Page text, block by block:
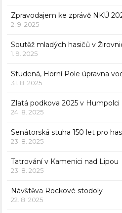
Zpravodajem ke zprávě NKÚ
2. 9. 2025
Soutěž mladých hasičů v
1. 9. 2025
Studená, Horní Pole úpravna
31. 8. 2025
Zlatá podkova 2025 v Humpolci
24. 8. 2025
Senátorská stuha 150 let pro
23. 8. 2025
Tatrování v Kamenici nad Lipou
23. 8. 2025
Návštěva Rockové stodoly
22. 8. 2025